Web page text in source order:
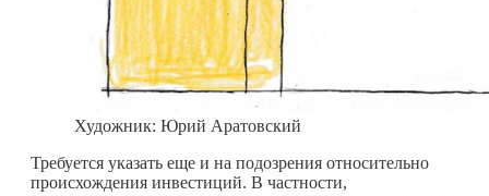
Художник: Юрий Аратовский
Требуется указать еще и на подозрения относительно
происхождения инвестиций. В частности,